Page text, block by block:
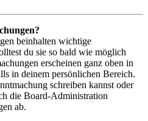
beinhalten wichtige
du sie so bald wie möglich
erscheinen ganz oben in
in deinem persönlichen Bereich.
schreiben kannst oder
die Board-Administration
ab.